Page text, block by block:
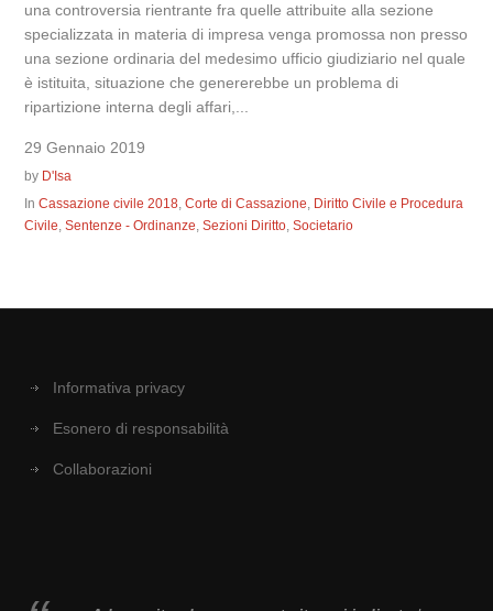
una controversia rientrante fra quelle attribuite alla sezione
specializzata in materia di impresa venga promossa non presso
una sezione ordinaria del medesimo ufficio giudiziario nel quale
è istituita, situazione che genererebbe un problema di
ripartizione interna degli affari,...
29 Gennaio 2019
by D'Isa
InCassazione civile 2018,Corte di Cassazione, Diritto Civile e Procedura
Civile,Sentenze - Ordinanze,Sezioni Diritto,Societario
Informativa privacy
Esonero di responsabilità
Collaborazioni